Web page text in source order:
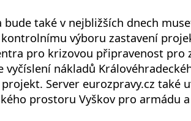
také v nejbližších dnech
výboru zastavení
pro krizovou připravenost pro
vyčíslení nákladů
Server eurozpravy.cz také
prostoru Vyškov pro armádu